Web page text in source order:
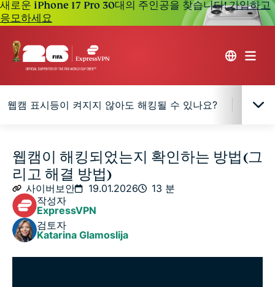
새로운 iPhone 17 Pro 30대의 주인공을 찾습니다!가입하고
응모하세요
웹캠 표시등이 켜지지 않아도 해킹될 수 있나요? 웹캠
웹캠 해킹이란 무엇인가요?
웹캠 해킹은 어떻게 이루어지나요?
웹캠이 해킹되었을 가능성이 있는 징후
웹캠 표시등이 켜지지 않아도 해킹될 수 있나요?
웹캠이 해킹되었는지 확인하는 방법(그
리고 해결 방법)
사이버보안 19.01.2026
13 분
작성자
ExpressVPN
검토자
Katarina Glamoslija